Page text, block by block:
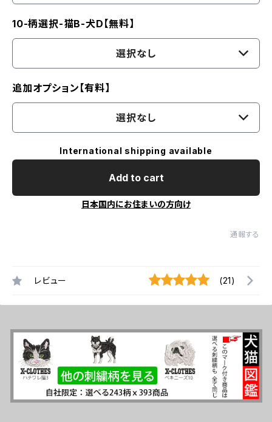
10-柄選択-猫B-犬D【無料】
選択なし
追加オプション【有料】
選択なし
International shipping available
Add to cart
日本国内にお住まいの方向け
通報する
レビュー (21)